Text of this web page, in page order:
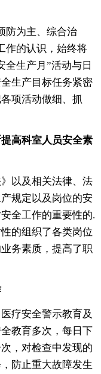
防为主、综合治
作的认识，始终将
全生产月”活动与日
生产目标任务紧密
项活动做细、抓
高科室人员安全素
以及相关法律、法
规定以及岗位的安
全工作的重要性的.
的组织了各类岗位
务素质，提高了职
疗安全警示教育及
教育多次，每日下
，对检查中发现的
防止重大故障发生